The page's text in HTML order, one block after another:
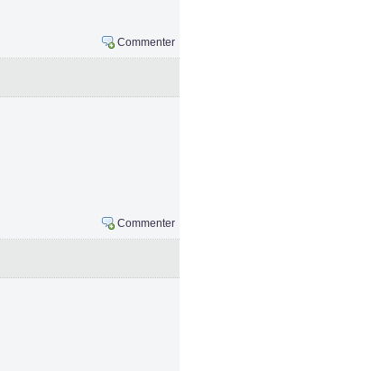
Commenter
Commenter